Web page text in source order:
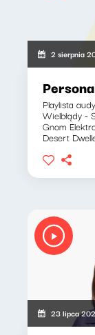
2 sierpnia
Playlista
Wielbłądy -
Gnom
Desert
23 lipca